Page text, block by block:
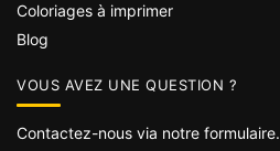
Coloriages à imprimer
Blog
VOUS AVEZ UNE QUESTION ?
Contactez-nous via notre formulaire.